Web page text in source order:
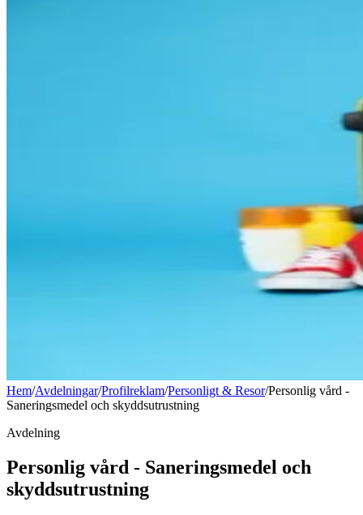
Hem/Avdelningar/Profilreklam/Personligt & Resor/Personlig vård -
Saneringsmedel och skyddsutrustning
Avdelning
Personlig vård - Saneringsmedel och
skyddsutrustning